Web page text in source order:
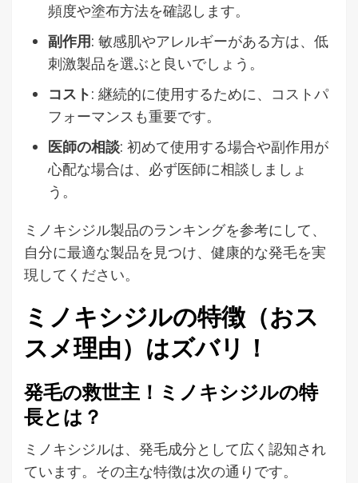
頻度や塗布方法を確認します。
副作用: 敏感肌やアレルギーがある方は、低
刺激製品を選ぶと良いでしょう。
コスト: 継続的に使用するために、コストパ
フォーマンスも重要です。
医師の相談: 初めて使用する場合や副作用が
心配な場合は、必ず医師に相談しましょ
う。
ミノキシジル製品のランキングを参考にして、
自分に最適な製品を見つけ、健康的な発毛を実
現してください。
ミノキシジルの特徴（おス
スメ理由）はズバリ！
発毛の救世主！ミノキシジルの特
長とは？
ミノキシジルは、発毛成分として広く認知され
ています。その主な特徴は次の通りです。